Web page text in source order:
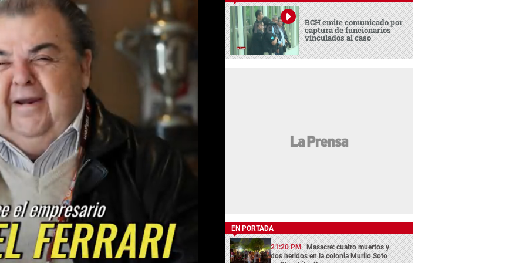
BCH emite comunicado por
captura de funcionarios
vinculados al caso
EN PORTADA
21:20 PM Masacre: cuatro muertos y
dos heridos en la colonia Murilo Soto